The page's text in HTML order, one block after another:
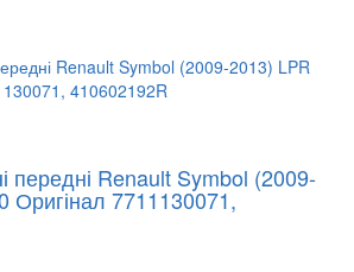
передні Renault Symbol (2009-
Оригінал 7711130071,